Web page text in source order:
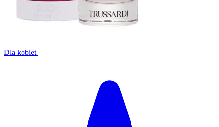
Dla kobiet |